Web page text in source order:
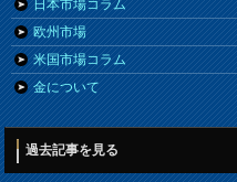
日本市場コラム
欧州市場
米国市場コラム
金について
過去記事を見る